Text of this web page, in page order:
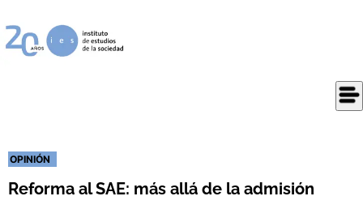
OPINIÓN
Reforma al SAE: más allá de la admisión